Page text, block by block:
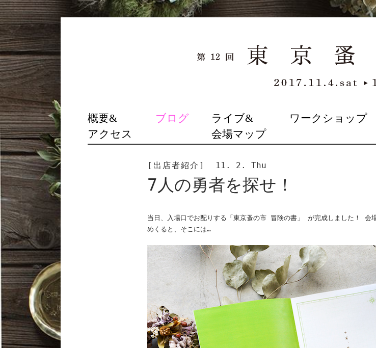
SKIP
TO
CONTENT
概要&
アクセス
ブログ
ライブ&
会場マップ
ワークショップ
[出店者紹介] 11. 2. Thu
7人の勇者を探せ！
当日、入場口でお配りする「東京蚤の市 冒険の書」 が完成しました！ 会
めくると、そこには…